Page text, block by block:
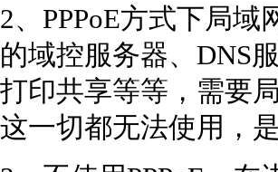
2、PPPoE方式下局
的域控服务器、DNS
打印共享等等，需要
这一切都无法使用，